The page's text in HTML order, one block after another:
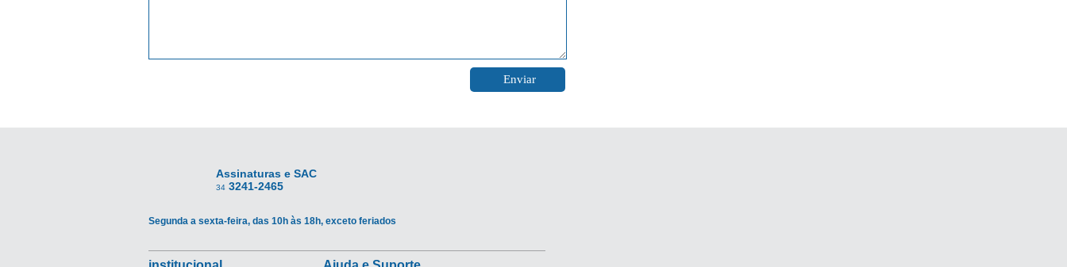
Assinaturas e SAC
34 3241-2465
Segunda a sexta-feira, das 10h às 18h, exceto feriados